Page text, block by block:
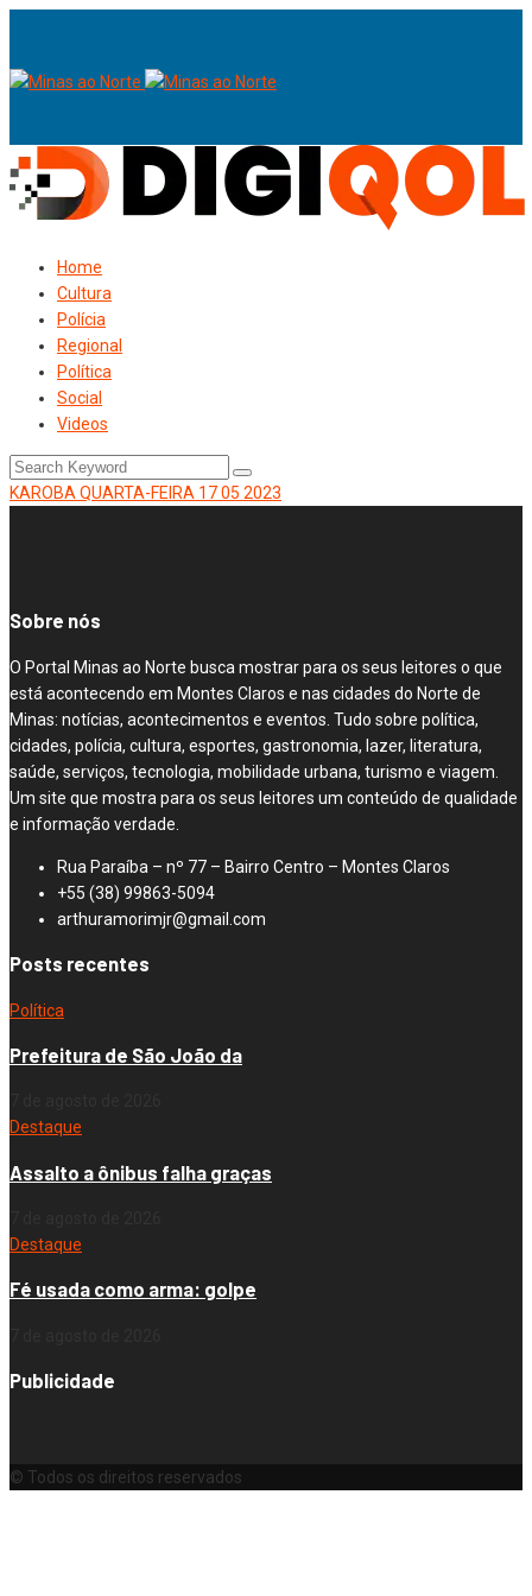
Home
Cultura
Polícia
Regional
Política
Social
Videos
KAROBA QUARTA-FEIRA 17 05 2023
Sobre nós
O Portal Minas ao Norte busca mostrar para os seus leitores o que
está acontecendo em Montes Claros e nas cidades do Norte de
Minas: notícias, acontecimentos e eventos. Tudo sobre política,
cidades, polícia, cultura, esportes, gastronomia, lazer, literatura,
saúde, serviços, tecnologia, mobilidade urbana, turismo e viagem.
Um site que mostra para os seus leitores um conteúdo de qualidade
e informação verdade.
Rua Paraíba – nº 77 – Bairro Centro – Montes Claros
+55 (38) 99863-5094
arthuramorimjr@gmail.com
Posts recentes
Política
Prefeitura de São João da
Destaque
Assalto a ônibus falha graças
Destaque
Fé usada como arma: golpe
Publicidade
© Todos os direitos reservados